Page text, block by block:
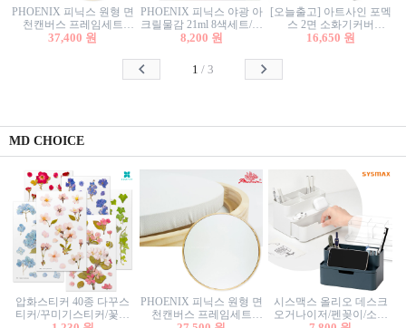
PHOENIX 피닉스 원형 면
천캔버스 프레임세트
40cm/원형캔버스/플로팅
37,400 원
PHOENIX 피닉스 야광 아
크릴물감 21ml 8색세트/야
광물감
8,200 원
[오늘출고] 아트사인 포멕
스 2면 소화기커버
1470/1471/소화기커버/소
함/소화기거치대/소화기
16,650 원
1 / 3
MD CHOICE
압화스티커 40종 다꾸스
티커/꾸미기스티커/꽃스
PHOENIX 피닉스 원형 면
천캔버스 프레임세트
시스맥스 올리오 데스크
오거나이저/펜꽂이/소품